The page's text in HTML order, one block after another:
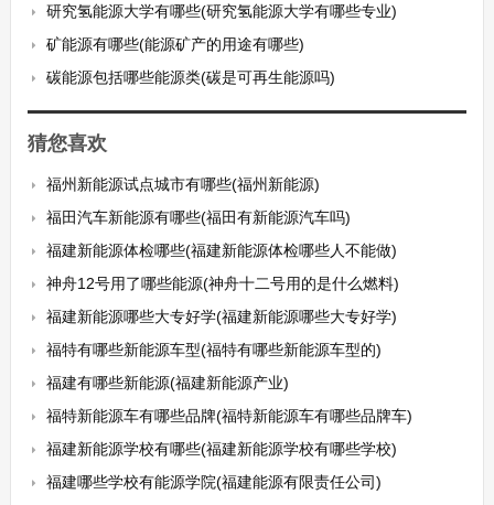
研究氢能源大学有哪些(研究氢能源大学有哪些专业)
矿能源有哪些(能源矿产的用途有哪些)
碳能源包括哪些能源类(碳是可再生能源吗)
猜您喜欢
福州新能源试点城市有哪些(福州新能源)
福田汽车新能源有哪些(福田有新能源汽车吗)
福建新能源体检哪些(福建新能源体检哪些人不能做)
神舟12号用了哪些能源(神舟十二号用的是什么燃料)
福建新能源哪些大专好学(福建新能源哪些大专好学)
福特有哪些新能源车型(福特有哪些新能源车型的)
福建有哪些新能源(福建新能源产业)
福特新能源车有哪些品牌(福特新能源车有哪些品牌车)
福建新能源学校有哪些(福建新能源学校有哪些学校)
福建哪些学校有能源学院(福建能源有限责任公司)